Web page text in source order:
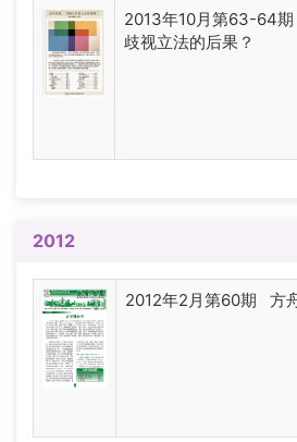
2013年10月第63-64
歧视立法的后果？
2012
2012年2月第60期 方